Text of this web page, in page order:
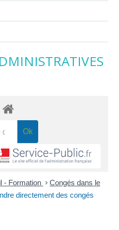
- Formation > Congés dans le
directement des congés